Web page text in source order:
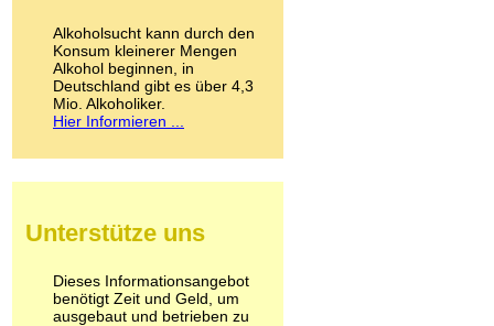
LSD
Marihuana
Medikamente
Meskalin
Metamphetamin
Methadon
Pilze
Psychopharmaka
Schlafmittel
Schmerzmittel
Alkoholsucht kann durch den
Konsum kleinerer Mengen
Alkohol beginnen, in
Deutschland gibt es über 4,3
Mio. Alkoholiker.
Hier Informieren ...
Unterstütze uns
Dieses Informationsangebot
benötigt Zeit und Geld, um
ausgebaut und betrieben zu